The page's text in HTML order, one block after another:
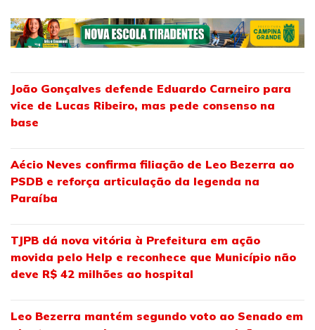
João Gonçalves defende Eduardo Carneiro para
vice de Lucas Ribeiro, mas pede consenso na
base
Aécio Neves confirma filiação de Leo Bezerra ao
PSDB e reforça articulação da legenda na
Paraíba
TJPB dá nova vitória à Prefeitura em ação
movida pelo Help e reconhece que Município não
deve R$ 42 milhões ao hospital
Leo Bezerra mantém segundo voto ao Senado em